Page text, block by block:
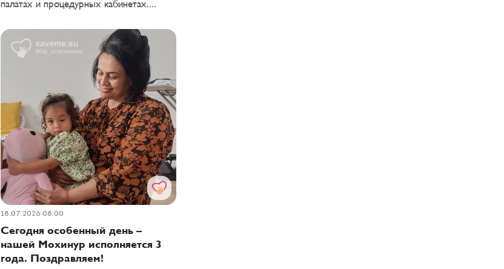
палатах и процедурных кабинетах....
18.07.2026 08:00
Сегодня особенный день –
нашей Мохинур исполняется 3
года. Поздравляем!